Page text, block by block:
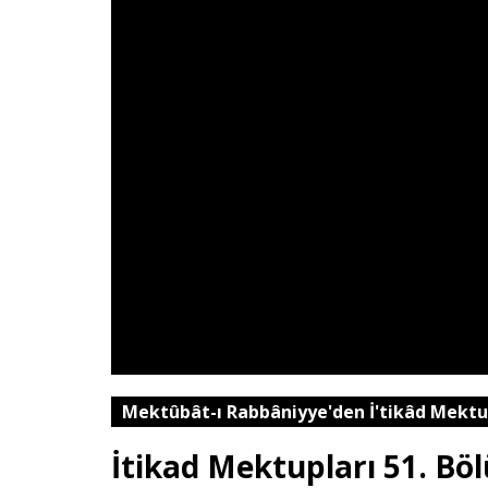
Mektûbât-ı Rabbâniyye'den İ'tikâd
İtikad Mektupları 51.